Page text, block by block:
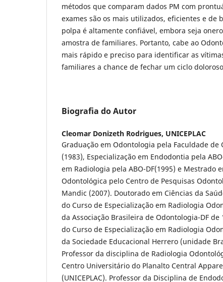
métodos que comparam dados PM com
exames são os mais utilizados, eficientes e de
polpa é altamente confiável, embora seja
amostra de familiares. Portanto, cabe ao
mais rápido e preciso para identificar as
familiares a chance de fechar um ciclo
Biografia do Autor
Cleomar Donizeth Rodrigues, UNICEPLAC
Graduação em Odontologia pela Faculdade de
(1983), Especialização em Endodontia pela
em Radiologia pela ABO-DF(1995) e Mestrado
Odontológica pelo Centro de Pesquisas
Mandic (2007). Doutorado em Ciências da
do Curso de Especialização em Radiologia
da Associação Brasileira de Odontologia-DF de
do Curso de Especialização em Radiologia
da Sociedade Educacional Herrero (unidade
Professor da disciplina de Radiologia
Centro Universitário do Planalto Central
(UNICEPLAC). Professor da Disciplina de